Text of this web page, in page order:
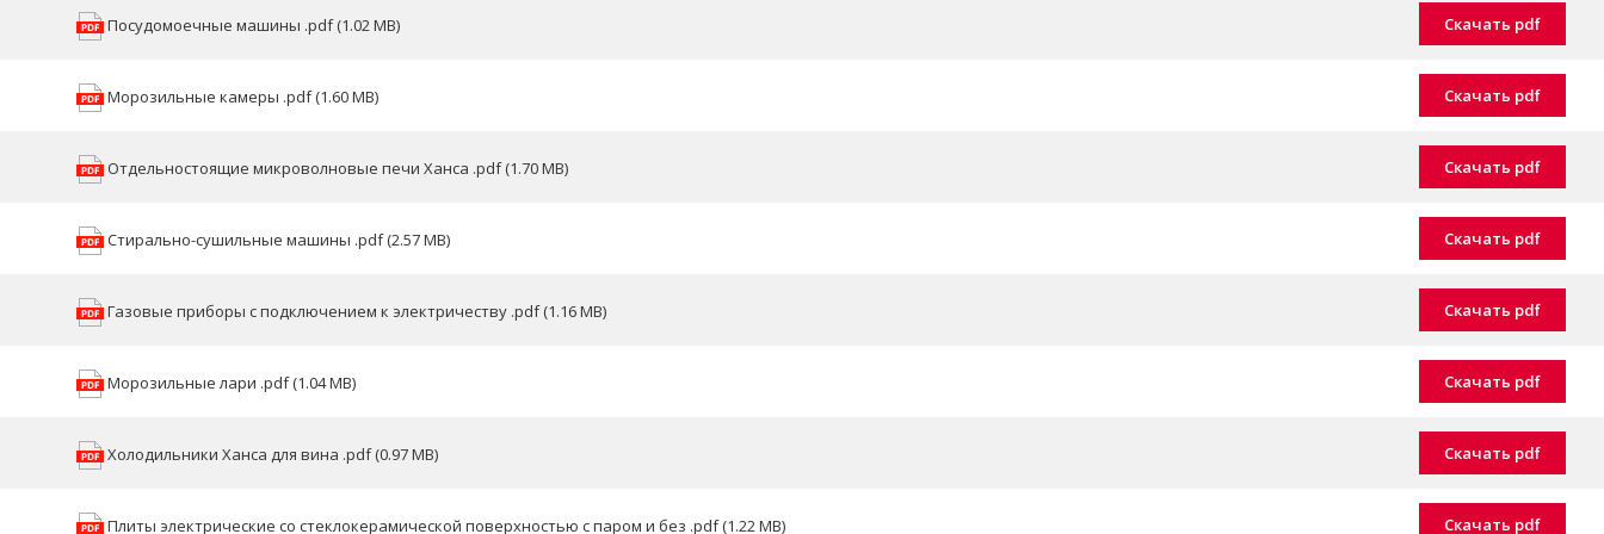
Посудомоечные машины .pdf (1.02 MB) Скачать pdf
Морозильные камеры .pdf (1.60 MB) Скачать pdf
Отдельностоящие микроволновые печи Ханса .pdf (1.70 MB) Скачать pdf
Стирально-сушильные машины .pdf (2.57 MB) Скачать pdf
Газовые приборы с подключением к электричеству .pdf (1.16 MB) Скачать pdf
Морозильные лари .pdf (1.04 MB) Скачать pdf
Холодильники Ханса для вина .pdf (0.97 MB) Скачать pdf
Плиты электрические со стеклокерамической поверхностью с паром и без .pdf (1.22 MB) Скачать pdf